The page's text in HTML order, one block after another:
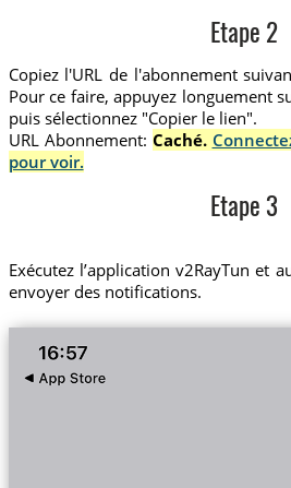
Etape 2
Copiez l'URL de l'abonnement
Pour ce faire, appuyez longuement
puis sélectionnez "Copier le lien".
URL Abonnement: Caché.
pour voir.
Etape 3
Exécutez l’application v2RayTun et
envoyer des notifications.